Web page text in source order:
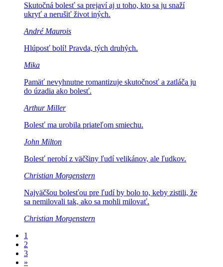
Skutočná bolesť sa prejaví aj u toho, kto sa ju snaží
ukryť a nerušiť život iných.
André Maurois
Hlúposť bolí! Pravda, tých druhých.
Mika
Pamäť nevyhnutne romantizuje skutočnosť a zatláča ju
do úzadia ako bolesť.
Arthur Miller
Bolesť ma urobila priateľom smiechu.
John Milton
Bolesť nerobí z väčšiny ľudí velikánov, ale ľudkov.
Christian Morgenstern
Najväčšou bolesťou pre ľudí by bolo to, keby zistili, že
sa nemilovali tak, ako sa mohli milovať.
Christian Morgenstern
1
2
3
»